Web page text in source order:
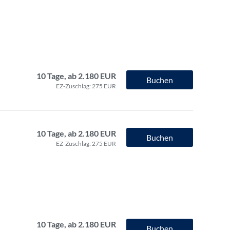
10 Tage, ab 2.180 EUR
EZ-Zuschlag: 275 EUR
Buchen
10 Tage, ab 2.180 EUR
EZ-Zuschlag: 275 EUR
Buchen
10 Tage, ab 2.180 EUR